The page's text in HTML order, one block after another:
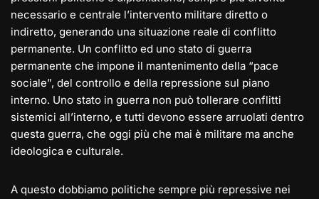
necessario e centrale l’intervento militare diretto o
indiretto, generando una situazione reale di conflitto
permanente. Un conflitto ed uno stato di guerra
permanente che impone il mantenimento della “pace
sociale”, del controllo e della repressione sul piano
interno. Uno stato in guerra non può tollerare conflitti
sistemici all’interno, e tutti devono essere arruolati dentro
questa guerra, che oggi più che mai è militare ma anche
ideologica e culturale.
A questo dobbiamo politiche sempre più repressive nei